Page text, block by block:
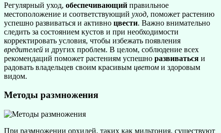
Регулярный уход, обеспечивающий правильное
местоположение и соответствующий уход, поможет растению
успешно развиваться и активно цвести. Важно внимательно
следить за состоянием кустов и при необходимости
корректировать условия, чтобы избежать появления
вредителей и других проблем. В целом, соблюдение всех
рекомендаций поможет растениям успешно развиваться и
радовать владельцев своим красивым цветом и здоровым
видом.
Методы размножения
При размножении орхидей, таких как мильтония, существуют